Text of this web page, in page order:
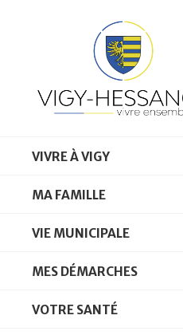
VIVRE À VIGY
MA FAMILLE
VIE MUNICIPALE
MES DÉMARCHES
VOTRE SANTÉ